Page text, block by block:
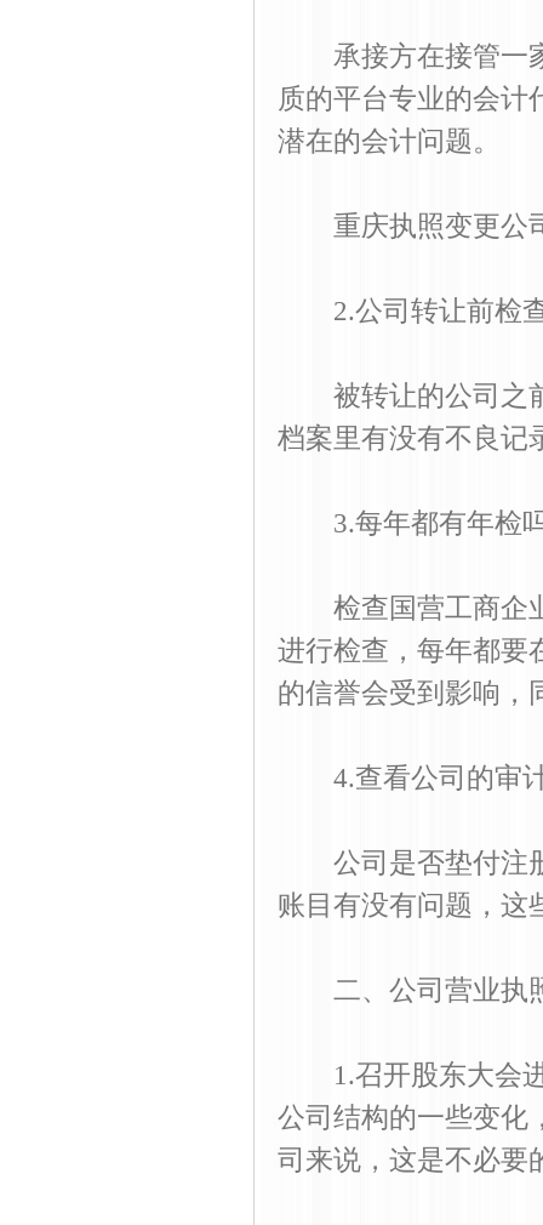
承接方在接管一家
质的平台专业的会计
潜在的会计问题。
重庆执照变更公
2.公司转让前检
被转让的公司之前
档案里有没有不良记
3.每年都有年检
检查国营工商企业
进行检查，每年都要
的信誉会受到影响，
4.查看公司的审
公司是否垫付注册
账目有没有问题，这
二、公司营业执
1.召开股东大会进
公司结构的一些变化
司来说，这是不必要